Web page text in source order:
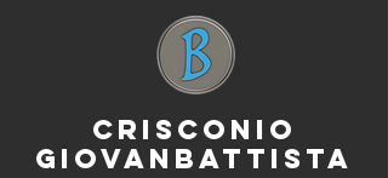
CRISCONIO
GIOVANBATTISTA